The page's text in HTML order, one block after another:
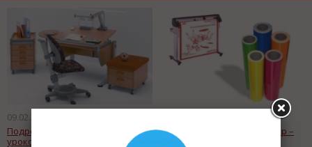
09.02.2014
Подростковая мебель. Стол для
уроков.
Что такое режущий плоттер –
принцип работы